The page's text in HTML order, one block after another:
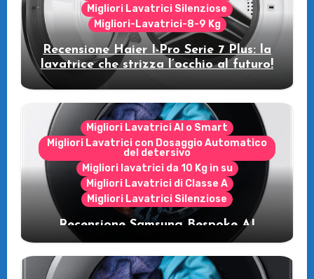
Migliori Lavatrici Silenziose
Migliori-Lavatrici-8-9 Kg
Recensione Haier I-Pro Serie 7 Plus: la
lavatrice che strizza l’occhio al futuro!
Migliori Lavatrici AI o Smart
Migliori Lavatrici con Dosaggio Automatico
del detersivo
Migliori lavatrici da 10 Kg in su
Migliori Lavatrici di Classe A
Migliori Lavatrici Silenziose
Recensione Samsung Bespoke AI
WW11DB7B94GE/U3: la lavatrice
intelligente che fa risparmiare